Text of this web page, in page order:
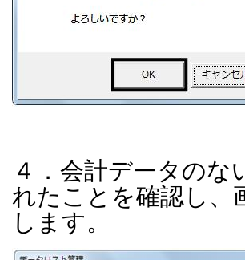
４．会計データの
れたことを確認し、
します。